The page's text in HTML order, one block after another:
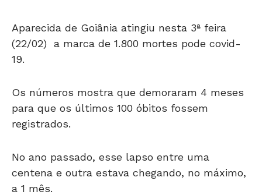
Aparecida de Goiânia atingiu nesta 3ª feira
(22/02) a marca de 1.800 mortes pode covid-
19.
Os números mostra que demoraram 4 meses
para que os últimos 100 óbitos fossem
registrados.
No ano passado, esse lapso entre uma
centena e outra estava chegando, no máximo,
a 1 mês.